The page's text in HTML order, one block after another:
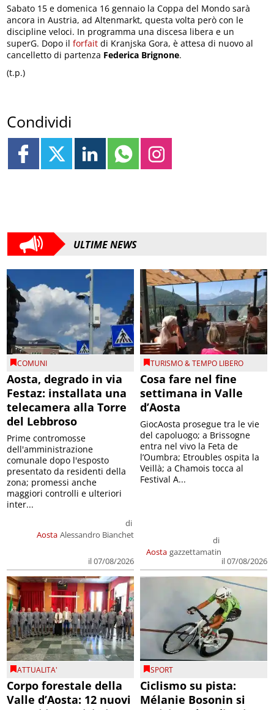
Sabato 15 e domenica 16 gennaio la Coppa del Mondo sarà
ancora in Austria, ad Altenmarkt, questa volta però con le
discipline veloci. In programma una discesa libera e un
superG. Dopo ilforfait di Kranjska Gora, è attesa di nuovo al
cancelletto di partenza Federica Brignone.
(t.p.)
Condividi
ULTIME NEWS
COMUNI
Aosta, degrado in via
Festaz: installata una
telecamera alla Torre
del Lebbroso
Aosta
di
Alessandro Bianchet
il 07/08/2026
Prime contromosse
dell'amministrazione
comunale dopo l'esposto
presentato da residenti della
zona; promessi anche
maggiori controlli e ulteriori
inter...
TURISMO & TEMPO LIBERO
Cosa fare nel fine
settimana in Valle
d’Aosta
Aosta
di
gazzettamatin
il 07/08/2026
GiocAosta prosegue tra le vie
del capoluogo; a Brissogne
entra nel vivo la Feta de
l’Oumbra; Etroubles ospita la
Veillà; a Chamois tocca al
Festival A...
ATTUALITA'
Corpo forestale della
Valle d’Aosta: 12 nuovi
SPORT
Ciclismo su pista:
Mélanie Bosonin si